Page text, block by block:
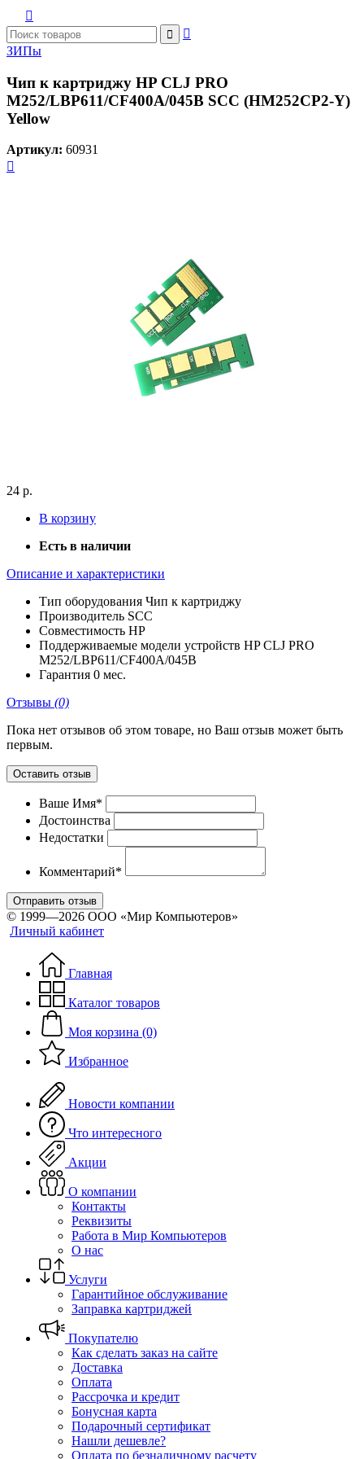



ЗИПы
Чип к картриджу HP CLJ PRO
M252/LBP611/CF400A/045B SCC (HM252CP2-Y)
Yellow
Артикул: 60931

24 р.
В корзину
Есть в наличии
Описание и характеристики
Тип оборудования Чип к картриджу
Производитель SCC
Совместимость HP
Поддерживаемые модели устройств HP CLJ PRO
M252/LBP611/CF400A/045B
Гарантия 0 мес.
Отзывы (0)
Пока нет отзывов об этом товаре, но Ваш отзыв может быть
первым.
Оставить отзыв
Ваше Имя*
Достоинства
Недостатки
Комментарий*
Отправить отзыв
© 1999—2026 ООО «Мир Компьютеров»
Личный кабинет
Главная
Каталог товаров
Моя корзина (0)
Избранное
Новости компании
Что интересного
Акции
О компании
Контакты
Реквизиты
Работа в Мир Компьютеров
О нас
Услуги
Гарантийное обслуживание
Заправка картриджей
Покупателю
Как сделать заказ на сайте
Доставка
Оплата
Рассрочка и кредит
Бонусная карта
Подарочный сертификат
Нашли дешевле?
Оплата по безналичному расчету